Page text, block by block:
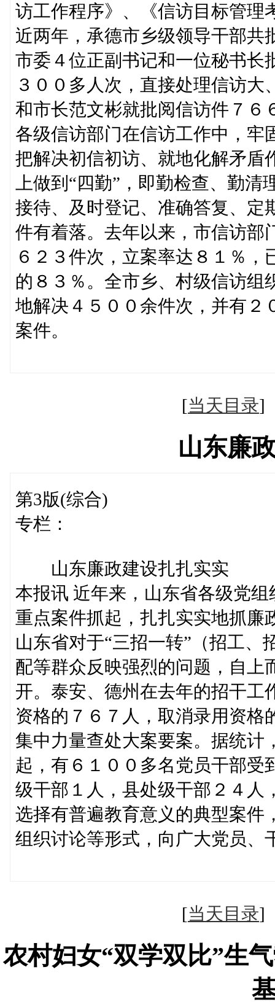
访工作程序》、《信访目标管理
近两年，承德市乡级领导干部共
市委４位正副书记和一位秘书长
３００多人次，直接处理信访
和市长范文彬就批阅信访件７６
各级信访部门在信访工作中，牢
把解决初信初访、就地化解矛盾
上做到“四勤”，即勤检查、勤
接待、及时登记、准确答复、定
件有着落。去年以来，市信访部
６２３件次，立案率达８１％
的８３％。全市乡、村级信访组
地解决４５００余件次，并有２
案件。
[当天目录
山东廉
第3版(综合)
专栏：
山东廉政建设扎扎实实
本报讯 近年来，山东省各级党
重点案件抓起，扎扎实实地抓廉
山东省对于“三招一转”（招工、
配等群众反映强烈的问题，自上
开。泰安、德州在去年的招干工
资格的７６７人，取消录用资格
集中力量查处大案要案。据统计
起，有６１００多名党员干部受
级干部１人，县处级干部２４人
选择有普遍教育意义的典型案件
组织讨论等形式，向广大党员、
[当天目录
农村妇女“双学双比”生